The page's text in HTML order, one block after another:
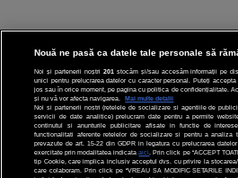
CINEMA
DIVERTISMENT
STIRI
Nouă ne pasă ca datele tale personale să
Noi și partenerii noștri 201 stocăm și/sau accesăm informații pe
unici pentru prelucrarea datelor cu caracter personal. Puteți
jos sau în orice moment, pe pagina cu politica de confidențialitate.
și nu vă vor afecta navigarea.
Mai multe detalii
Noi si partenerii nostri (retelele de socializare si agentiile de
servicii de date analitice) prelucram date pentru a permite
continutul si anunturile publicitare afisate in functie de
functionalitati aferente retelelor de socializare si pentru a analiza
prevazute de art. 15-22 din GDPR in legatura cu prelucrarea
exercitate prin modalitatea indicataaici . Prin click pe “ACCEPT
tip Cookie, care implica inclusiv acceptul dvs. cu privire la
care colaboram. Prin click pe “VREAU SA MODIFIC SETARILE